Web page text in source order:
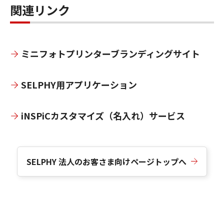
関連リンク
ミニフォトプリンターブランディングサイト
SELPHY用アプリケーション
iNSPiCカスタマイズ（名入れ）サービス
SELPHY 法人のお客さま向けページトップへ